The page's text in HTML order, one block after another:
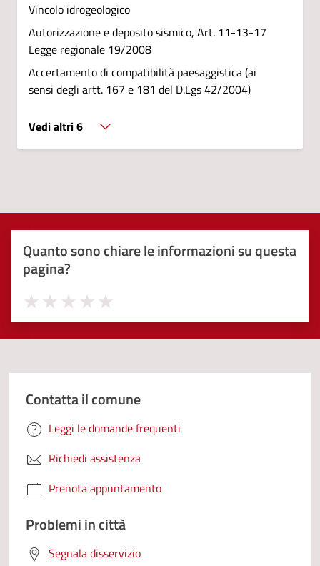
Vincolo idrogeologico
Autorizzazione e deposito sismico, Art. 11-13-17
Legge regionale 19/2008
Accertamento di compatibilità paesaggistica (ai
sensi degli artt. 167 e 181 del D.Lgs 42/2004)
Vedi altri 6
Quanto sono chiare le informazioni su questa
pagina?
Valuta 5 stelle su 5
Valuta 4 stelle su 5
Valuta 3 stelle su 5
Valuta 2 stelle su 5
Valuta 1 stelle su 5
Contatta il comune
Leggi le domande frequenti
Richiedi assistenza
Prenota appuntamento
Problemi in città
Segnala disservizio